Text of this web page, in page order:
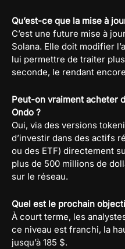
Qu’est-ce que la mise à
C’est une future mise à
Solana. Elle doit modifier
lui permettre de traiter
seconde, le rendant
Peut-on vraiment acheter
Ondo ?
Oui, via des versions
d’investir dans des actifs
ou des ETF) directement
plus de 500 millions de
sur le réseau.
Quel est le prochain
À court terme, les
ce niveau est franchi, la
jusqu’à 185 $.